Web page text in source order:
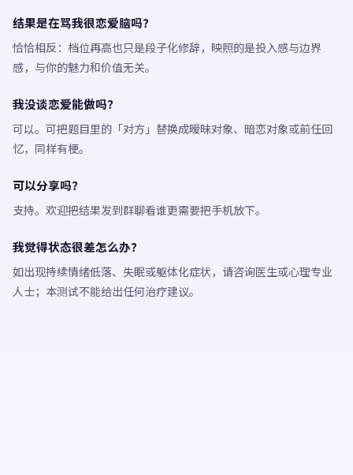
结果是在骂我很恋爱脑吗？
恰恰相反：档位再高也只是段子化修辞，映照的是投入感与边界
感，与你的魅力和价值无关。
我没谈恋爱能做吗？
可以。可把题目里的「对方」替换成暧昧对象、暗恋对象或前任回
忆，同样有梗。
可以分享吗？
支持。欢迎把结果发到群聊看谁更需要把手机放下。
我觉得状态很差怎么办？
如出现持续情绪低落、失眠或躯体化症状，请咨询医生或心理专业
人士；本测试不能给出任何治疗建议。